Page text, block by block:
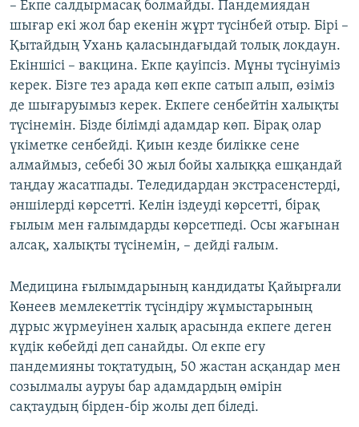
– Екпе салдырмасақ болмайды. Пандемиядан
шығар екі жол бар екенін жұрт түсінбей отыр. Бірі –
Қытайдың Ухань қаласындағыдай толық локдаун.
Екіншісі – вакцина. Екпе қауіпсіз. Мұны түсінуіміз
керек. Бізге тез арада көп екпе сатып алып, өзіміз
де шығаруымыз керек. Екпеге сенбейтін халықты
түсінемін. Бізде білімді адамдар көп. Бірақ олар
үкіметке сенбейді. Қиын кезде билікке сене
алмаймыз, себебі 30 жыл бойы халыққа ешқандай
таңдау жасатпады. Теледидардан экстрасенстерді,
әншілерді көрсетті. Келін іздеуді көрсетті, бірақ
ғылым мен ғалымдарды көрсетпеді. Осы жағынан
алсақ, халықты түсінемін, – дейді ғалым.
Медицина ғылымдарының кандидаты Қайырғали
Көнеев мемлекеттік түсіндіру жұмыстарының
дұрыс жүрмеуінен халық арасында екпеге деген
күдік көбейді деп санайды. Ол екпе егу
пандемияны тоқтатудың, 50 жастан асқандар мен
созылмалы ауруы бар адамдардың өмірін
сақтаудың бірден-бір жолы деп біледі.